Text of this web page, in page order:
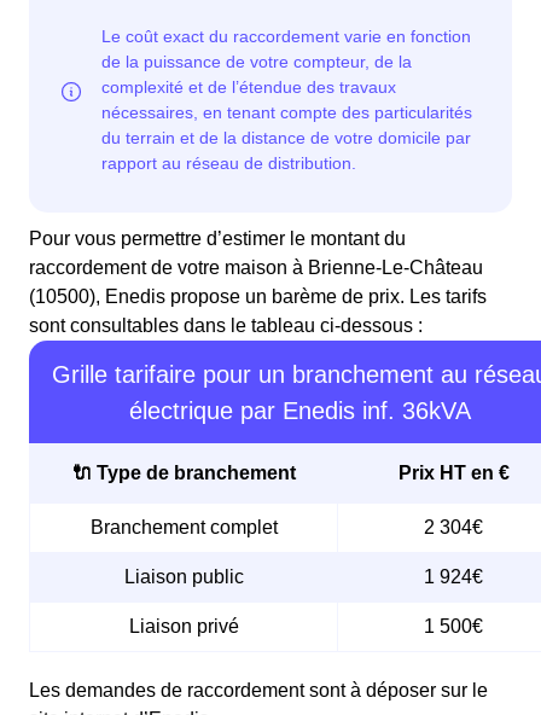
Pour vous permettre d’estimer le montant du
raccordement de votre maison à Brienne-Le-Château
(10500), Enedis propose un barème de prix. Les tarifs
sont consultables dans le tableau ci-dessous :
Grille tarifaire pour un branchement au
électrique par Enedis inf. 36kVA
🔌 Type de branchement Prix HT en €
Branchement complet 2 304€
Liaison public 1 924€
Liaison privé 1 500€
Les demandes de raccordement sont à déposer sur le